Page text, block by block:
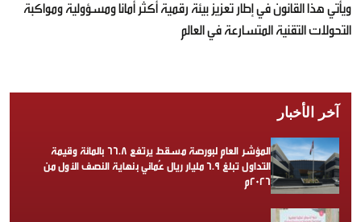
ويأتي هذا القانون في إطار تعزيز بيئة رقمية أكثر أمانا ومسؤولية ومواكبة
التحولات التقنية المتسارعة في العالم
آخر الأخبار
المؤشر العام لبورصة مسقط يرتفع 66.8 بالمائة وقيمة
التداول تبلغ 6.9 مليار ريال عُماني بنهاية النصف الأول من
2026م